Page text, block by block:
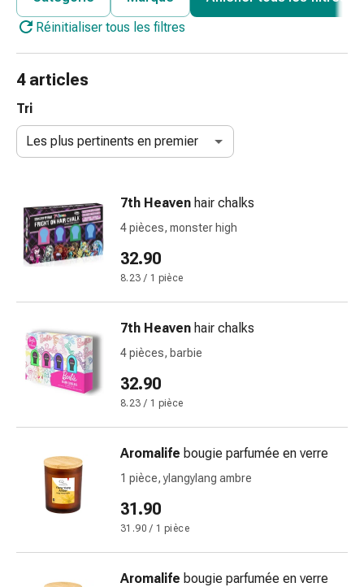
de
gorge
et
accessoires
nez
Mouchoirs
en
papier
Rhume
Soins
plaies
et
des
brûlures
Compresses
Pansements
doigts
Pansements
Réinitialiser tous les filtres
4 articles
Tri
Les plus pertinents en premier
7th Heaven hair chalks
4 pièces, monster high
32.90
8.23 / 1 pièce
7th Heaven hair chalks
4 pièces, barbie
32.90
8.23 / 1 pièce
Aromalife bougie parfumée en verre
1 pièce, ylangylang ambre
31.90
31.90 / 1 pièce
Aromalife bougie parfumée en verre